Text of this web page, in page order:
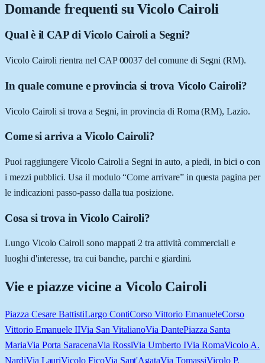
Domande frequenti su Vicolo Cairoli
Qual è il CAP di Vicolo Cairoli a Segni?
Vicolo Cairoli rientra nel CAP 00037 del comune di Segni (RM).
In quale comune e provincia si trova Vicolo Cairoli?
Vicolo Cairoli si trova a Segni, in provincia di Roma (RM), Lazio.
Come si arriva a Vicolo Cairoli?
Puoi raggiungere Vicolo Cairoli a Segni in auto, a piedi, in bici o con
i mezzi pubblici. Usa il modulo “Come arrivare” in questa pagina per
le indicazioni passo-passo dalla tua posizione.
Cosa si trova in Vicolo Cairoli?
Lungo Vicolo Cairoli sono mappati 2 tra attività commerciali e
luoghi d'interesse, tra cui banche, parchi e giardini.
Vie e piazze vicine a Vicolo Cairoli
Piazza Cesare BattistiLargo ContiCorso Vittorio EmanueleCorso
Vittorio Emanuele IIVia San VitalianoVia DantePiazza Santa
MariaVia Porta SaracenaVia RossiVia Umberto IVia RomaVicolo A.
NardiVia LauriVicolo FicoVia Sant'AgataVia TomassiVicolo P.